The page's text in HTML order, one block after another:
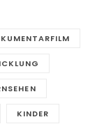
KINDER